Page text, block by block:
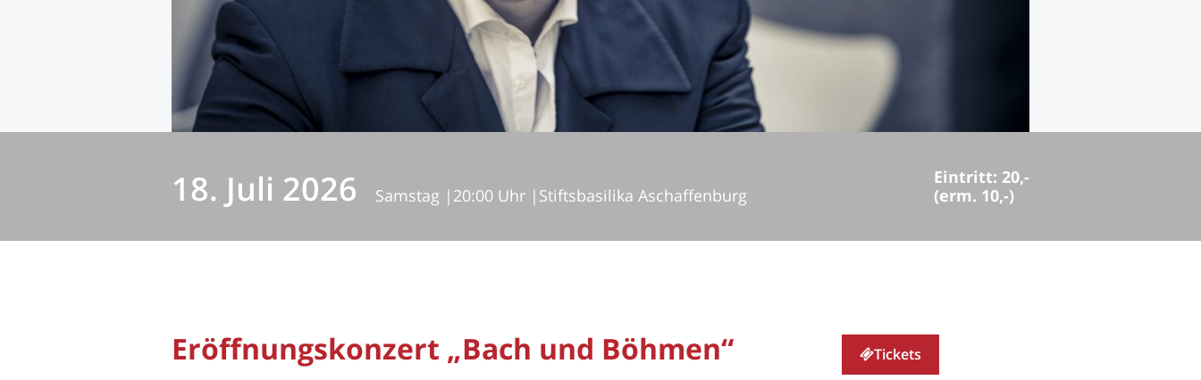
18. Juli 2026 Samstag | 20:00 Uhr | Stiftsbasilika Aschaffenburg
Eintritt: 20,-
(erm. 10,-)
Eröffnungskonzert „Bach und Böhmen“ Tickets